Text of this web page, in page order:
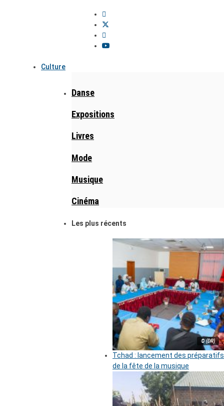
Culture
Danse
Expositions
Livres
Mode
Musique
Cinéma
Les plus récents
© (DR)
Tchad : lancement des préparatifs
de la fête de la musique